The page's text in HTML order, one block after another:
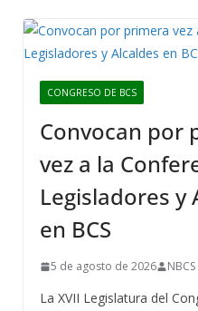
CONGRESO DE BCS
Convocan por
vez a la
Legisladores y
en BCS
5 de agosto de 2026
La XVII Legislatura del